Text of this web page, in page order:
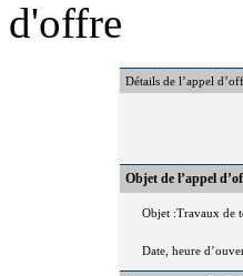
d'offre
Détails de l’appel
Objet de l’appel
Objet :Travaux de
Date, heure